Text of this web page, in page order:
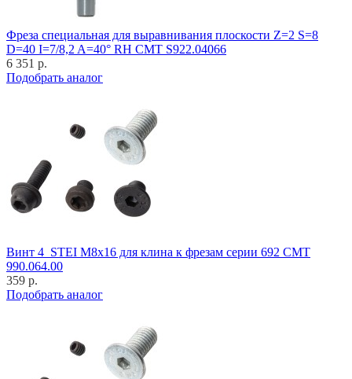
Фреза специальная для выравнивания плоскости Z=2 S=8
D=40 I=7/8,2 A=40° RH CMT S922.04066
6 351 р.
Подобрать аналог
Винт 4_STEI M8x16 для клина к фрезам серии 692 CMT
990.064.00
359 р.
Подобрать аналог